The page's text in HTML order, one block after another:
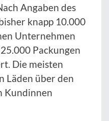
Angaben des
knapp 10.000
Unternehmen
Packungen
Die meisten
Läden über den
Kundinnen